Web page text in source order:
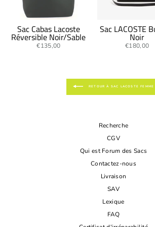
Sac Cabas Lacoste
Réversible Noir/Sable
€135,00
Sac LACOSTE
Noir
€180,00
RETOUR À SAC LACOSTE FEMME
Recherche
CGV
Qui est Forum des Sacs
Contactez-nous
Livraison
SAV
Lexique
FAQ